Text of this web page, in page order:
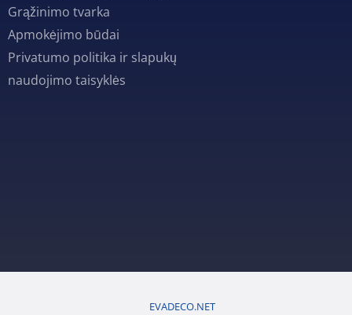
Grąžinimo tvarka
Apmokėjimo būdai
Privatumo politika ir slapukų
naudojimo taisyklės
EVADECO.NET